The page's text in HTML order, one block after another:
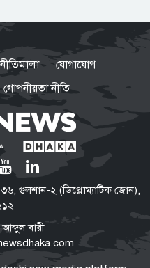
দিল, বিবিসি বাংলাকে
ওদের?
কাদের-সাদ্দামের কল রেকর্ড
দাখিল
হাফিজুরের জামিন
রাষ্ট্রপতি নির্বাচন যেভাবে
নীতিমালা
যোগাযোগ
গোপনীয়তা নীতি
গুলশান-২ (ডিপ্লোম্যাটিক জোন),
বারী